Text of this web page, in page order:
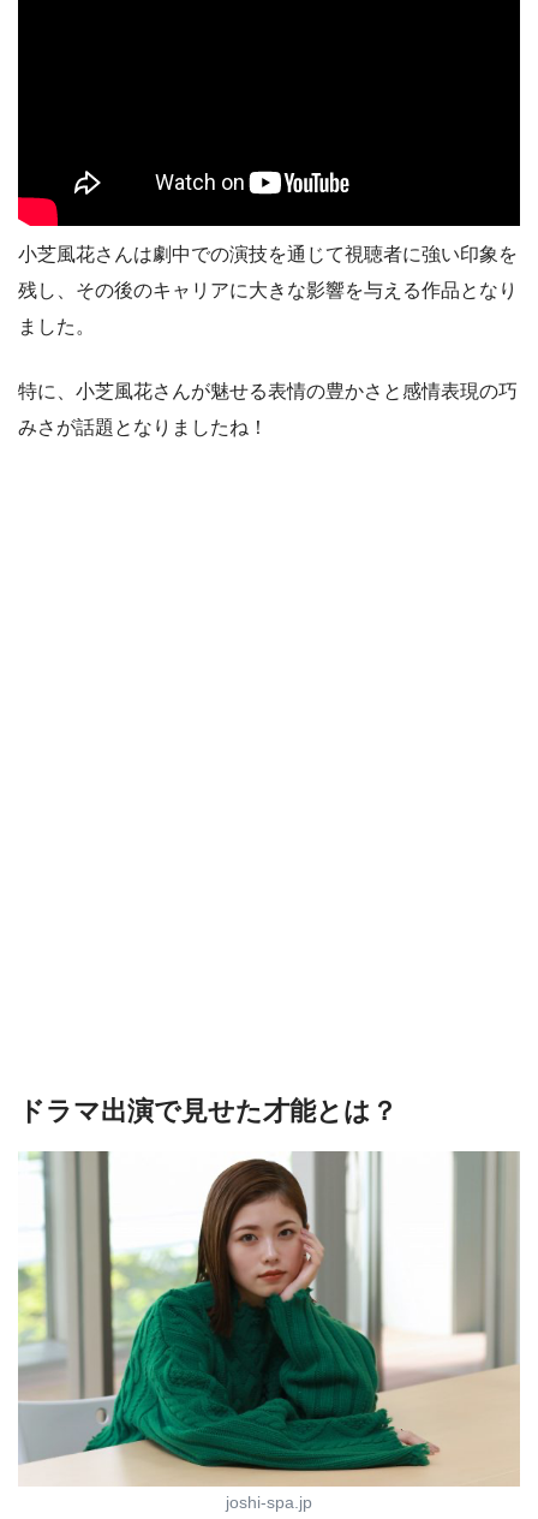
小芝風花さんは劇中での演技を通じて視聴者に強い印象を
残し、その後のキャリアに大きな影響を与える作品となり
ました。
特に、小芝風花さんが魅せる表情の豊かさと感情表現の巧
みさが話題となりましたね！
ドラマ出演で見せた才能とは？
joshi-spa.jp